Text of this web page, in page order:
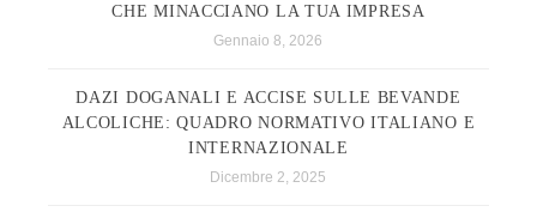
CHE MINACCIANO LA TUA IMPRESA
Gennaio 8, 2026
DAZI DOGANALI E ACCISE SULLE BEVANDE
ALCOLICHE: QUADRO NORMATIVO ITALIANO E
INTERNAZIONALE
Dicembre 2, 2025